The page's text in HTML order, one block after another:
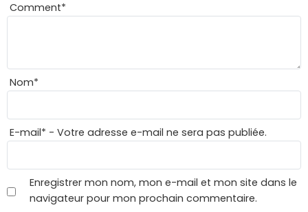
Comment*
Nom*
E-mail* - Votre adresse e-mail ne sera pas publiée.
Enregistrer mon nom, mon e-mail et mon site dans le
navigateur pour mon prochain commentaire.